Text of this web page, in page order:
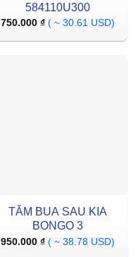
584110U300
750.000 ₫ ( ~ 30.61 USD)
TĂM BUA SAU KIA
BONGO 3
950.000 ₫ ( ~ 38.78 USD)